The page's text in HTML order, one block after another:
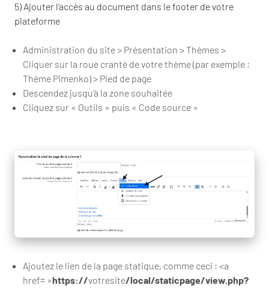
5) Ajouter l’accès au document dans le footer de votre
plateforme
Administration du site > Présentation > Thèmes >
Cliquer sur la roue cranté de votre thème (par exemple :
Thème Pimenko) > Pied de page
Descendez jusqu’à la zone souhaitée
Cliquez sur « Outils » puis « Code source »
Ajoutez le lien de la page statique, comme ceci : <a
href= »https://votresite/local/staticpage/view.php?